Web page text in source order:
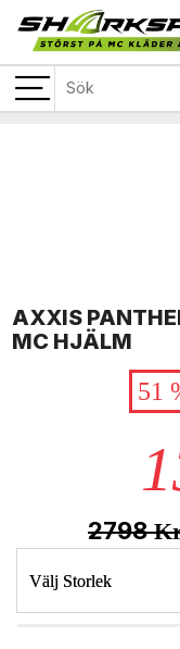
AXXIS
MC HJÄLM
51
2798
Välj Storlek